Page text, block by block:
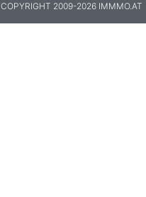
COPYRIGHT 2009-2026 IMMMO.AT